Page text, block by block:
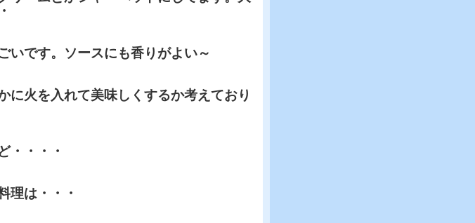
いです。ソースにも香りがよい～
に火を入れて美味しくするか考えており
・・・・
理は・・・